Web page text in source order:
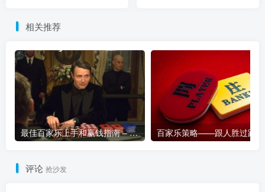
相关推荐
最佳百家乐上手和赢钱指南 – 终极版 百家乐策略——跟人胜过跟路
评论 抢沙发